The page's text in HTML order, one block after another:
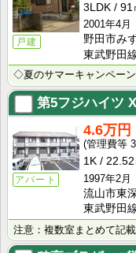
戸建
3LDK
91
2001年4月
野田市み
東武野田
第5フジハイツ
アパート
4.6万円
1K
22.52
1997年2月
流山市東
東武野田